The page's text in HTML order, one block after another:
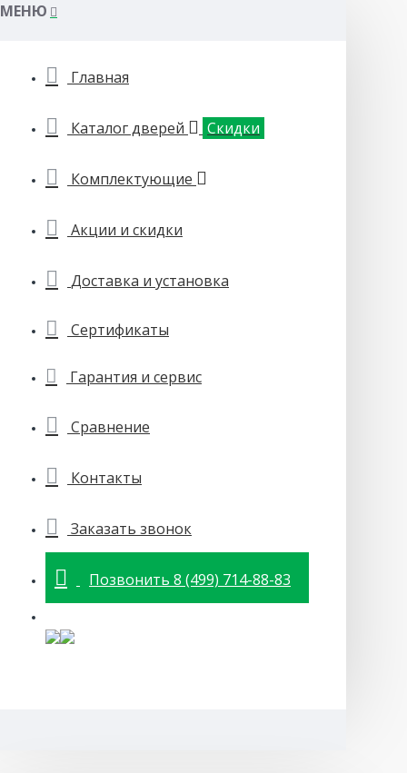
МЕНЮ
Главная
Каталог дверей Скидки
Комплектующие
Акции и скидки
Доставка и установка
Сертификаты
Гарантия и сервис
Сравнение
Контакты
Заказать звонок
Позвонить 8 (499) 714-88-83